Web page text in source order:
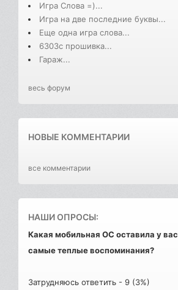
Игра Слова =)...
Игра на две последние буквы...
Еще одна игра слова...
6303с прошивка...
Гараж...
весь форум
НОВЫЕ КОММЕНТАРИИ
все комментарии
НАШИ ОПРОСЫ:
Какая мобильная ОС оставила у вас
самые теплые воспоминания?
Затрудняюсь ответить - 9 (3%)